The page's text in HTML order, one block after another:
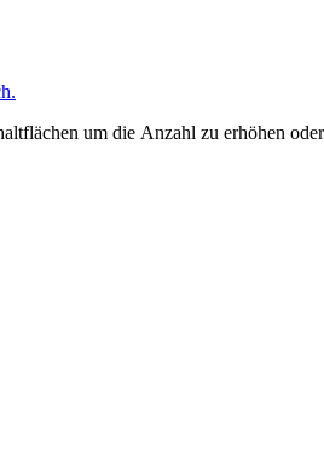
um die Anzahl zu erhöhen